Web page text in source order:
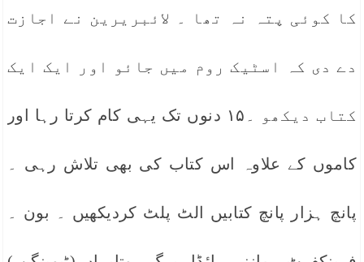
کا کوئی پتہ نہ تھا ۔ لائبریرین نے اجازت
دے دی کہ اسٹیک روم میں جائو اور ایک ایک
کتاب دیکھو ۔۱۵ دنوں تک یہی کام کرتا رہا اور
کاموں کے علاوہ اس کتاب کی بھی تلاش رہی ۔
پانچ ہزار پانچ کتابیں الٹ پلٹ کردیکھیں ۔ بون ۔